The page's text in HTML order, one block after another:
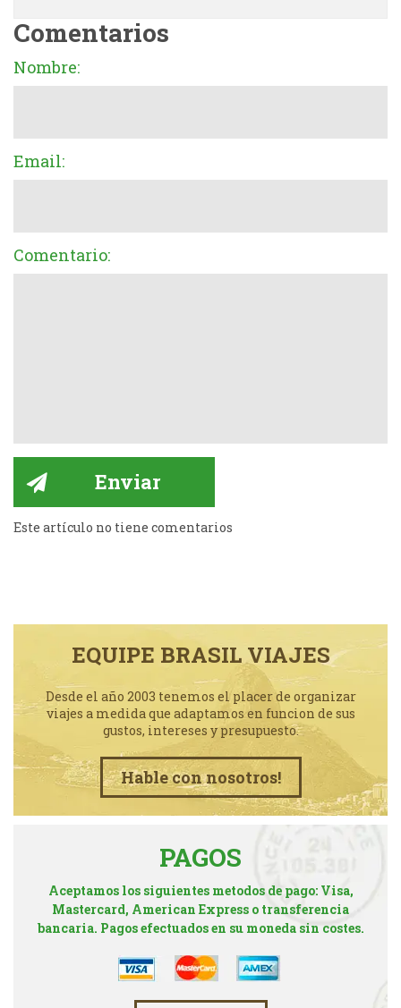
Comentarios
Nombre:
Email:
Comentario:
Este artículo no tiene comentarios
EQUIPE BRASIL VIAJES
Desde el año 2003 tenemos el placer de organizar
viajes a medida que adaptamos en funcion de sus
gustos, intereses y presupuesto.
Hable con nosotros!
PAGOS
Aceptamos los siguientes metodos de pago: Visa,
Mastercard, American Express o transferencia
bancaria. Pagos efectuados en su moneda sin costes.